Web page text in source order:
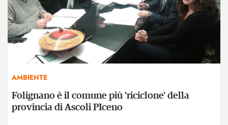
AMBIENTE
Folignano è il comune più 'riciclone' della
provincia di Ascoli PIceno